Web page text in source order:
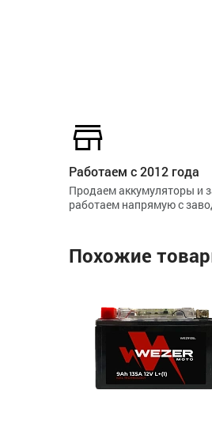
Работаем с 2012 года
Продаем аккумуляторы и
работаем напрямую с
Похожие